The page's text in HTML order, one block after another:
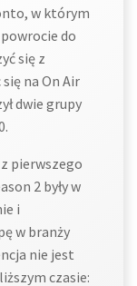
w którym
do
się z
na On Air
dwie grupy
pierwszego
2 były w
i
w branży
nie jest
czasie: